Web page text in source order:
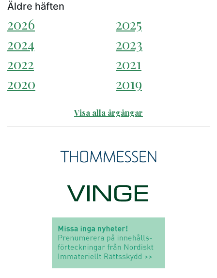
Äldre häften
2026
2025
2024
2023
2022
2021
2020
2019
Visa alla årgångar